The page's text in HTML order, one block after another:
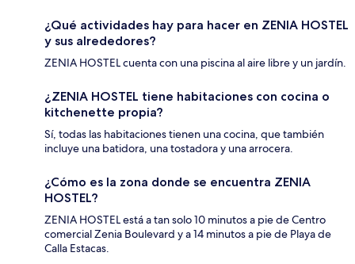
¿Qué actividades hay para hacer en ZENIA HOSTEL
y sus alrededores?
ZENIA HOSTEL cuenta con una piscina al aire libre y un jardín.
¿ZENIA HOSTEL tiene habitaciones con cocina o
kitchenette propia?
Sí, todas las habitaciones tienen una cocina, que también
incluye una batidora, una tostadora y una arrocera.
¿Cómo es la zona donde se encuentra ZENIA
HOSTEL?
ZENIA HOSTEL está a tan solo 10 minutos a pie de Centro
comercial Zenia Boulevard y a 14 minutos a pie de Playa de
Calla Estacas.